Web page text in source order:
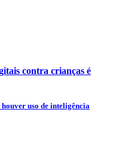
contra crianças é
uso de inteligência